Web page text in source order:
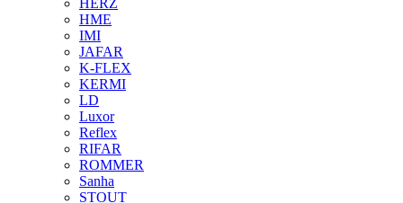
HME
IMI
JAFAR
K-FLEX
KERMI
LD
Luxor
Reflex
RIFAR
ROMMER
Sanha
STOUT